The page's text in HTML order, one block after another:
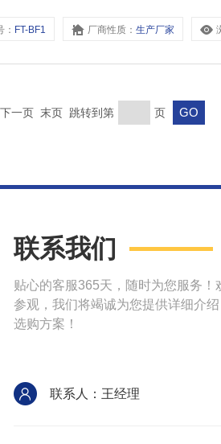
： FT-BF1 厂商性质：生产厂家
一页 末页 跳转到第 页
联系我们
贴心的客服365天，随时为您服务！
参观，我们将竭诚为您提供详细介
选购方案！
联系人：王经理